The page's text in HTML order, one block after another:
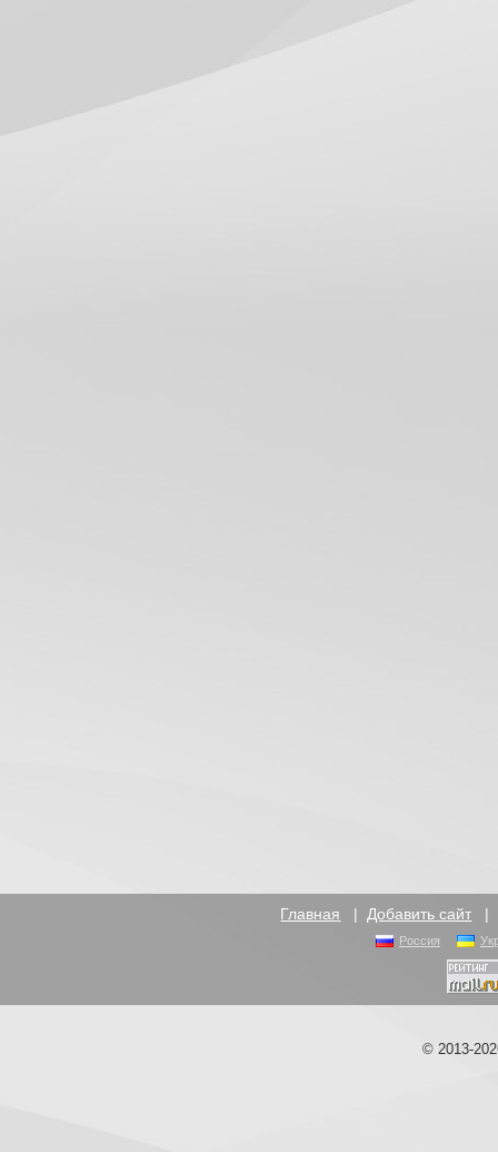
Главная | Добавить сайт |
Россия
© 2013-